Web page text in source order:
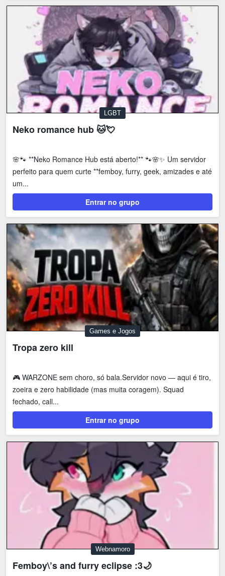
LGBT
Neko romance hub 🐱💘
🌸🐾 **Neko Romance Hub está aberto!** 🐾🌸✨ Um servidor
perfeito para quem curte **femboy, furry, geek, amizades e até
um...
Entrar no grupo
Games e Jogos
Tropa zero kill
🎮 WARZONE sem choro, só bala.Servidor novo — aqui é tiro,
zoeira e zero habilidade (mas muita coragem). Squad
fechado, call...
Entrar no grupo
Webnamoro
Femboy\’s and furry eclipse :3🌙